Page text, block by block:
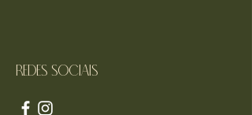
Redes sociais